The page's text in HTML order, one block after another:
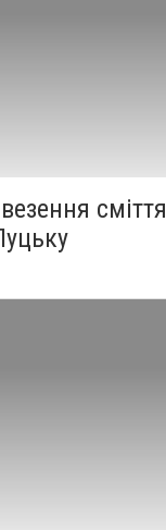
сміття